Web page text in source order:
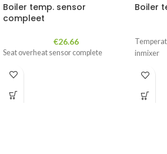
Boiler temp. sensor
compleet
€26.66
Seat overheat sensor complete
Boiler
inmixer